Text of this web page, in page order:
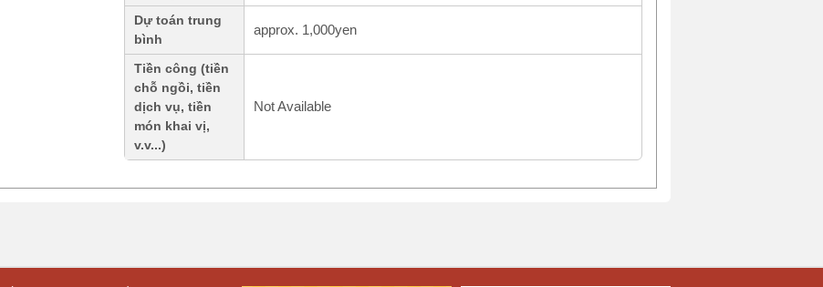
Dự toán trung
bình
approx. 1,000yen
Tiền công (tiền
chỗ ngồi, tiền
dịch vụ, tiền
món khai vị,
v.v...)
Not Available